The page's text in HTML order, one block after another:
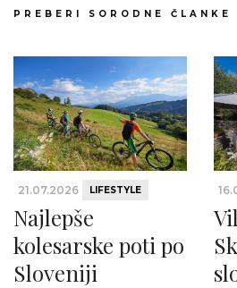
PREBERI SORODNE ČLANKE
21.07.2026 LIFESTYLE
Najlepše
kolesarske poti po
Sloveniji